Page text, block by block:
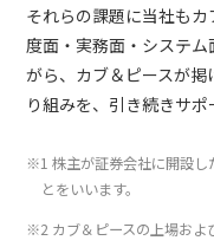
それらの課題に当社も
度面・実務面・システ
がら、カブ＆ピースが
り組みを、引き続きサポ
※1 株主が証券会社に開設し
とをいいます。
※2 カブ＆ピースの上場およ